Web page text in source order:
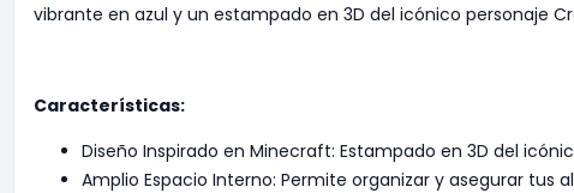
vibrante en azul y un estampado en 3D del icónico personaje
Características:
Diseño Inspirado en Minecraft: Estampado en 3D del
Amplio Espacio Interno: Permite organizar y asegurar tus